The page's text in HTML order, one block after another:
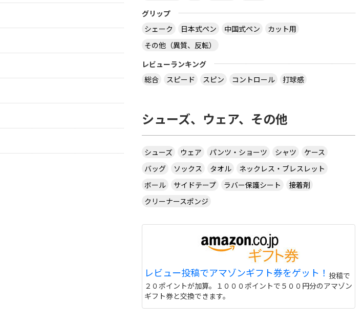
グリップ
シェーク
日本式ペン 中国式ペン
カット用
その他（異質、反転）
レビューランキング
総合
スピード スピン コントロール 打球感
シューズ、ウェア、その他
シューズ ウェア パンツ・ショーツ シャツ
ケース
バッグ
ソックス タオル
ネックレス・ブレスレット
ボール
サイドテープ ラバー保護シート
接着剤
クリーナースポンジ
レビュー投稿でアマゾンギフト券をゲット！ 投稿で
２０ポイントが加算。１０００ポイントで５００円分のアマゾン
ギフト券と交換できます。